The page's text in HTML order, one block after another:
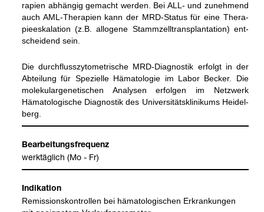
ra­pien abhän­gig gemacht wer­den. Bei ALL-​ und zuneh­mend
auch AML-​The­ra­pien kann der MRD-​Sta­tus für eine The­ra­
pie­es­ka­la­tion (z.B. allo­gene Stamm­zell­trans­plan­ta­tion) ent­
schei­dend sein.
Die durch­fluss­zy­to­me­tri­sche MRD-​Dia­gnos­tik erfolgt in der
Abtei­lung für Spe­zi­elle Häma­to­lo­gie im Labor Becker. Die
mole­ku­lar­ge­ne­ti­schen Ana­ly­sen erfol­gen im Netz­werk
Häma­to­lo­gi­sche Dia­gnos­tik des Uni­ver­si­täts­kli­ni­kums Hei­del­
berg.
Bear­bei­tungs­fre­quenz
werk­täg­lich (Mo - Fr)
Indi­ka­tion
Remis­si­ons­kon­trol­len bei häma­to­lo­gi­schen Erkran­kun­gen